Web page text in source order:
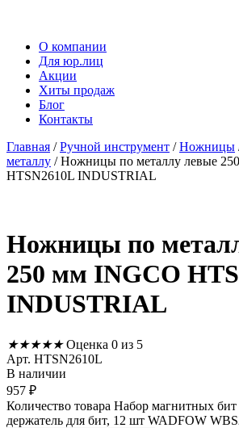
О компании
Для юр.лиц
Акции
Хиты продаж
Блог
Контакты
Главная /Ручной инструмент /Ножницы
металлу / Ножницы по металлу левые
HTSN2610L INDUSTRIAL
Ножницы по
250 мм INGCO
INDUSTRIAL
★★★★★ Оценка 0 из 5
Арт. HTSN2610L
В наличии
957 ₽
Количество товара Набор магнитных
держатель для бит, 12 шт WADFOW